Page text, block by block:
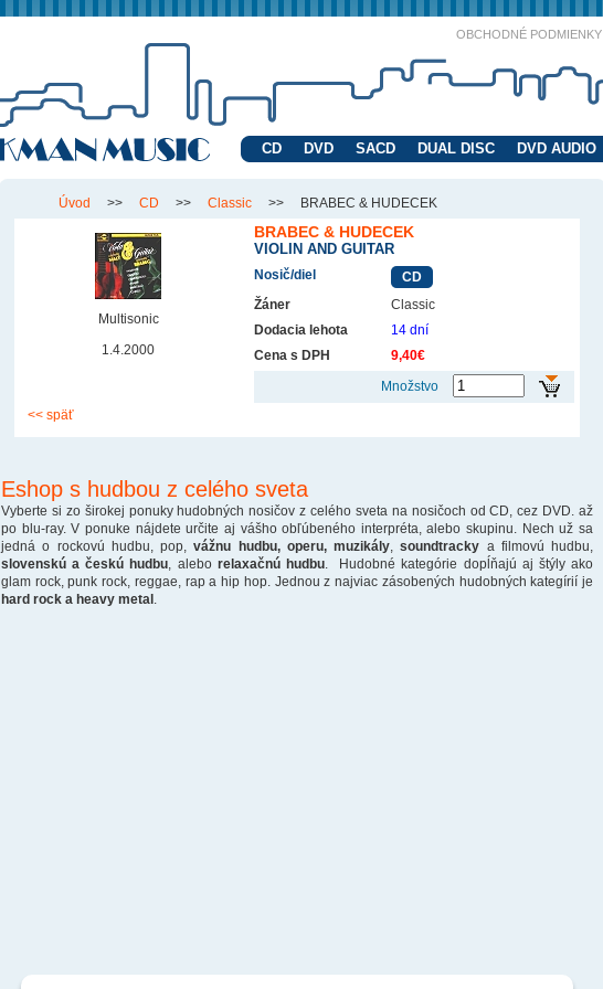
OBCHODNÉ PODMIENKY
CD DVD SACD DUAL DISC DVD AUDIO
Úvod >> CD >> Classic >> BRABEC & HUDECEK
Multisonic
1.4.2000
BRABEC & HUDECEK
VIOLIN AND GUITAR
Nosič/diel
CD
Žáner
Classic
Dodacia lehota
14 dní
Cena s DPH
9,40€
Množstvo
<< späť
Eshop s hudbou z celého sveta
Vyberte si zo širokej ponuky hudobných nosičov z celého sveta na nosičoch od CD, cez DVD. až
po blu-ray. V ponuke nájdete určite aj vášho obľúbeného interpréta, alebo skupinu. Nech už sa
jedná o rockovú hudbu, pop,vážnu hudbu, operu, muzikály ,soundtracky a filmovú hudbu,
slovenskú a českú hudbu , alebo relaxačnú hudbu. Hudobné kategórie dopĺňajú aj štýly ako
glam rock, punk rock, reggae, rap a hip hop. Jednou z najviac zásobených hudobných kategírií je
hard rock a heavy metal